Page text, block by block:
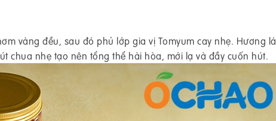
vàng đều, sau đó phủ lớp gia vị Tomyum cay nhẹ. Hương lá
chua nhẹ tạo nên tổng thể hài hòa, mới lạ và đầy cuốn hút.